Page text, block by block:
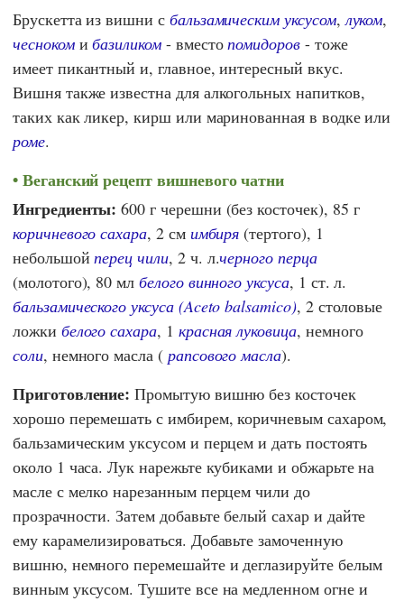
Брускетта из вишни с бальзамическим уксусом,луком,
чеснокомибазиликом- вместопомидоров- тоже
имеет пикантный и, главное, интересный вкус.
Вишня также известна для алкогольных напитков,
таких как ликер, кирш или маринованная в водке или
роме.
Веганский рецепт вишневого чатни
Ингредиенты: 600 г черешни (без косточек), 85 г
коричневого сахара, 2 см имбиря (тертого), 1
небольшойперец чили, 2 ч. л.черного перца
(молотого), 80 млбелого винного уксуса, 1 ст. л.
бальзамического уксуса (Aceto balsamico), 2 столовые
ложки белого сахара, 1 красная луковица, немного
соли, немного масла ( рапсового масла).
Приготовление: Промытую вишню без косточек
хорошо перемешать с имбирем, коричневым сахаром,
бальзамическим уксусом и перцем и дать постоять
около 1 часа. Лук нарежьте кубиками и обжарьте на
масле с мелко нарезанным перцем чили до
прозрачности. Затем добавьте белый сахар и дайте
ему карамелизироваться. Добавьте замоченную
вишню, немного перемешайте и деглазируйте белым
винным уксусом. Тушите все на медленном огне и